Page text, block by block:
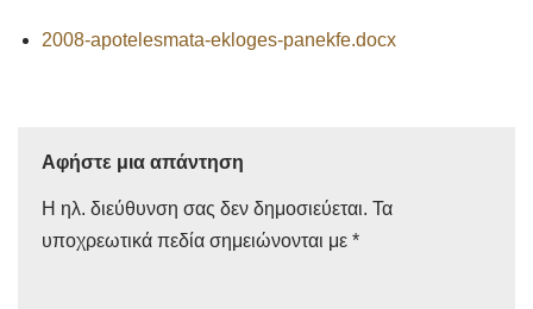
2008-apotelesmata-ekloges-panekfe.docx
Αφήστε μια απάντηση
Η ηλ. διεύθυνση σας δεν δημοσιεύεται. Τα
υποχρεωτικά πεδία σημειώνονται με *